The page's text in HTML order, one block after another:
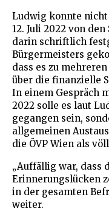
Ludwig konnte
12. Juli 2022 von
darin schriftlich
Bürgermeisters
dass es zu
über die finanzielle
In einem Gespräch
2022 solle es laut
gegangen sein,
allgemeinen
die ÖVP Wien als
„Auffällig war, dass
Erinnerungslücken
in der gesamten
weiter.